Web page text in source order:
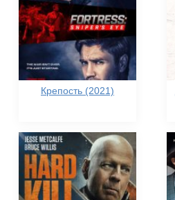
Крепость (2021)